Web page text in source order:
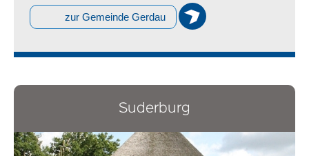
zur Gemeinde Gerdau
Suderburg